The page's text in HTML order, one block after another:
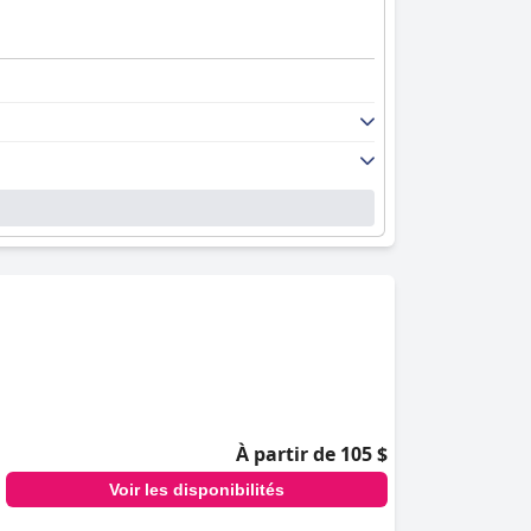
À partir de 105 $
Voir les disponibilités